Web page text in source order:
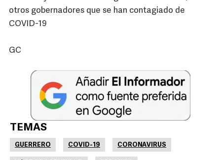
otros gobernadores que se han contagiado de
COVID-19
GC
TEMAS
GUERRERO COVID-19 CORONAVIRUS